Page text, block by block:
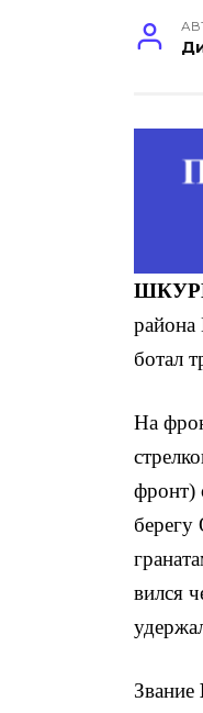
района
ботал
На
фронт)
вился
Звание